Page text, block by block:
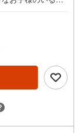
Yahoo！ 不動産
を成約するとPa
不動産 物件ご
資料をもらう」
せください。※必
さい。※PayPay
ーーーーーーー